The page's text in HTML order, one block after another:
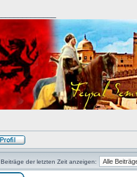
Beiträge der letzten Zeit anzeigen: